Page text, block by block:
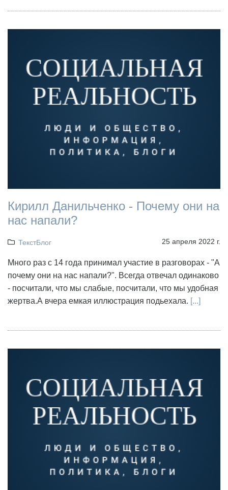
Кирилл Данильченко - Почему они на
нас напали?
ТекстБлог 25 апреля 2022 г.
Много раз с 14 года принимал участие в разговорах - "А
почему они на нас напали?". Всегда отвечал одинаково
- посчитали, что мы слабые, посчитали, что мы удобная
жертва.А вчера емкая иллюстрация подьехала. [...]